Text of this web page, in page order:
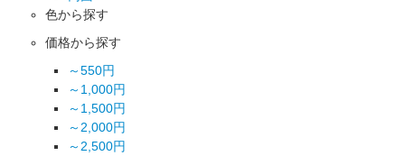
色から探す
価格から探す
～550円
～1,000円
～1,500円
～2,000円
～2,500円